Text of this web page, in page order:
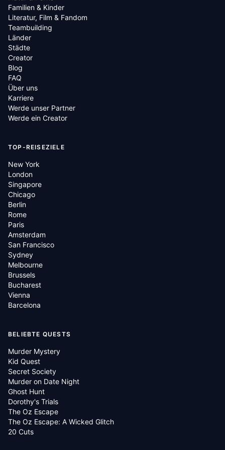
Familien & Kinder
Literatur, Film & Fandom
Teambuilding
Länder
Städte
Creator
Blog
FAQ
Über uns
Karriere
Werde unser Partner
Werde ein Creator
TOP-REISEZIELE
New York
London
Singapore
Chicago
Berlin
Rome
Paris
Amsterdam
San Francisco
Sydney
Melbourne
Brussels
Bucharest
Vienna
Barcelona
BELIEBTE QUESTS
Murder Mystery
Kid Quest
Secret Society
Murder on Date Night
Ghost Hunt
Dorothy's Trials
The Oz Escape
The Oz Escape: A Wicked Glitch
20 Cuts